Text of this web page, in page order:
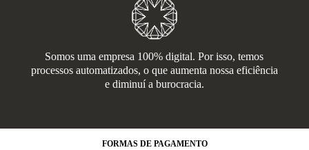
Somos uma empresa 100% digital. Por isso, temos
processos automatizados, o que aumenta nossa eficiência
e diminuí a burocracia.
FORMAS DE PAGAMENTO